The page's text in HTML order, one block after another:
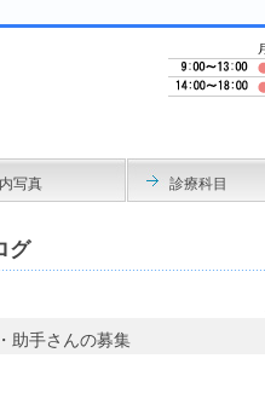
写真 診療科目
グ
助手さんの募集